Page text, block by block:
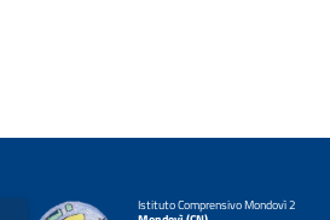
Istituto Comprensivo Mondovì 2